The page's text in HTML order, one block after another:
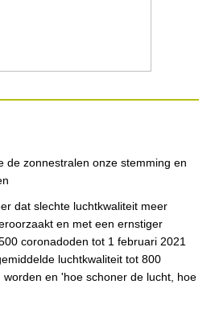
de zonnestralen onze stemming en
dat slechte luchtkwaliteit meer
en met een ernstiger
coronadoden tot 1 februari 2021
luchtkwaliteit tot 800
en 'hoe schoner de lucht, hoe